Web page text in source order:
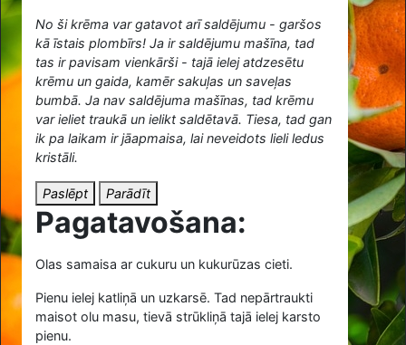
No ši krēma var gatavot arī saldējumu - garšos
kā īstais plombīrs! Ja ir saldējumu mašīna, tad
tas ir pavisam vienkārši - tajā ielej atdzesētu
krēmu un gaida, kamēr sakuļas un saveļas
bumbā. Ja nav saldējuma mašīnas, tad krēmu
var ieliet traukā un ielikt saldētavā. Tiesa, tad gan
ik pa laikam ir jāapmaisa, lai neveidots lieli ledus
kristāli.
Paslēpt Parādīt
Pagatavošana:
Olas samaisa ar cukuru un kukurūzas cieti.
Pienu ielej katliņā un uzkarsē. Tad nepārtraukti
maisot olu masu, tievā strūkliņā tajā ielej karsto
pienu.